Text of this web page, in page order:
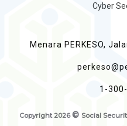
Cyber
Menara PERKESO,
1-
Copyright 2026 © Social